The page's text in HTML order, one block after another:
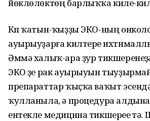
йөклөлөктөң барлыҡҡа килеү-
Күп ҡатын-ҡыҙҙы ЭКО-ның
ауырыуҙарға килтереү
Әммә халыҡ-ара ҙур
ЭКО үҙе рак ауырыуын
препараттар ҡыҫҡа ваҡыт
ҡулланыла, ә процедура
ентекле медицина тикшереүе үтә.